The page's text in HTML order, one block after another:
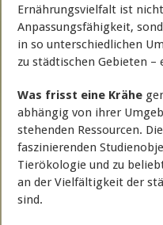
Ernährungsvielfalt ist
Anpassungsfähigkeit,
in so unterschiedlichen
zu städtischen Gebieten
Was frisst eine Krähe
abhängig von ihrer
stehenden Ressourcen.
faszinierenden
Tierökologie und zu
an der Vielfältigkeit der
sind.